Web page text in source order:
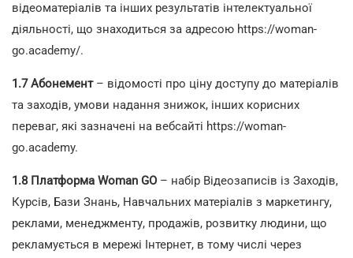
відеоматеріалів та інших результатів інтелектуальної
діяльності, що знаходиться за адресою https://woman-
go.academy/.
1.7 Абонемент– відомості про ціну доступу до матеріалів
та заходів, умови надання знижок, інших корисних
переваг, які зазначені на вебсайті https://woman-
go.academy.
1.8 Платформа Woman GO – набір Відеозаписів із Заходів,
Курсів, Бази Знань, Навчальних матеріалів з маркетингу,
реклами, менеджменту, продажів, розвитку людини, що
рекламується в мережі Інтернет, в тому числі через